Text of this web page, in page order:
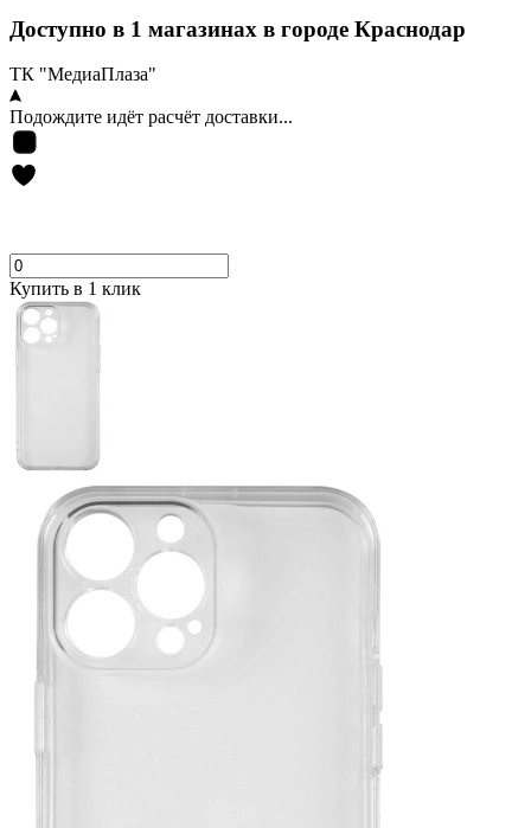
Доступно в 1 магазинах в городе Краснодар
ТК "МедиаПлаза"
Подождите идёт расчёт доставки...
Купить в 1 клик